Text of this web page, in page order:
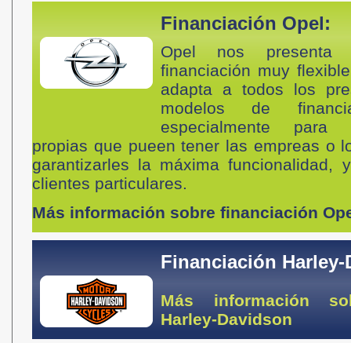
Financiación Opel:
Opel nos
financiación muy
adapta a todos los
modelos de
especialmente para
propias que pueen tener las empreas o
garantizarles la máxima funcionalidad,
clientes particulares.
Más información sobre financiación
Financiación
Más información
Harley-Davidson